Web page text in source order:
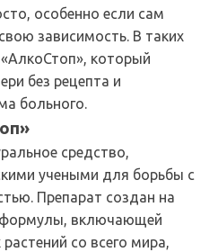
особенно если сам
зависимость. В таких
который
без рецепта и
больного.
средство,
учеными для борьбы с
Препарат создан на
включающей
со всего мира,